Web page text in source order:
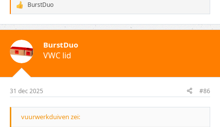
W
a
a
r
d
e
r
i
n
n
BurstDuo
BurstDuo
VWC lid
31 dec 2025 #86
vuurwerkduiven zei: